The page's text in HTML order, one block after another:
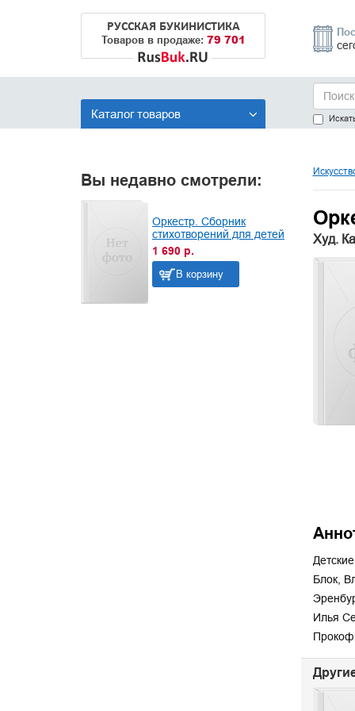
РУССКАЯ БУКИНИСТИКА
Товаров в продаже: 79 701
Каталог товаров
Вы недавно смотрели:
Оркестр. Сборник
стихотворений для детей
1 690 р.
В корзину
Худ.
Блок,
Илья